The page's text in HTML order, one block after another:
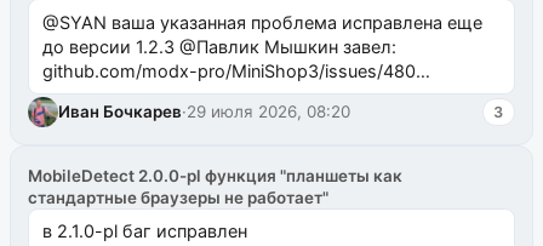
@SYAN ваша указанная проблема исправлена еще
до версии 1.2.3 @Павлик Мышкин завел:
github.com/modx-pro/MiniShop3/issues/480
github.com/modx-pro/MiniShop3/issues/481Исправим
в б...
Иван Бочкарев·29 июля 2026, 08:20 3
MobileDetect 2.0.0-pl функция "планшеты как
стандартные браузеры не работает"
в 2.1.0-pl баг исправлен